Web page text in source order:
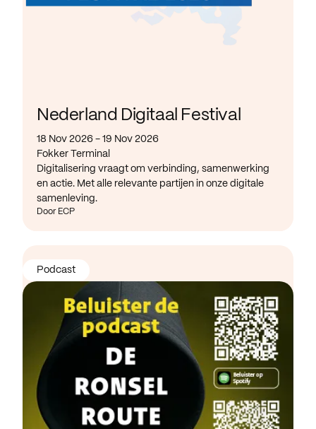
Nederland Digitaal Festival
18 Nov 2026 - 19 Nov 2026
Fokker Terminal
Digitalisering vraagt om verbinding, samenwerking
en actie. Met alle relevante partijen in onze digitale
samenleving.
Door ECP
Podcast